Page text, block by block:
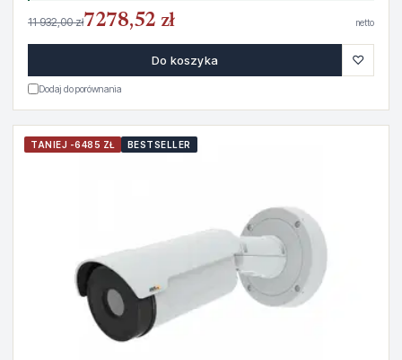
11 932,00 zł7278,52 zł netto
Do koszyka ♡
Dodaj do porównania
TANIEJ -6485 ZŁ BESTSELLER